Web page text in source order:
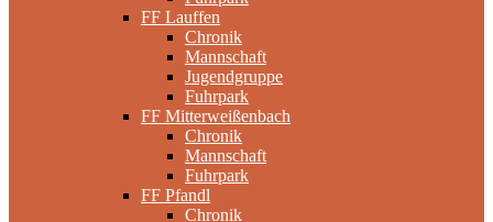
FF Lauffen
Chronik
Mannschaft
Jugendgruppe
Fuhrpark
FF Mitterweißenbach
Chronik
Mannschaft
Fuhrpark
FF Pfandl
Chronik